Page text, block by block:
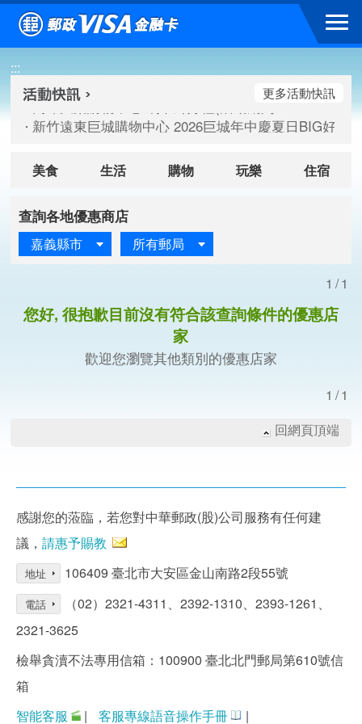
跳到主要內容區塊
:::
高雄大樂購物中心 刷卡郵好禮(活動期間：115/08/07-
臺北三創生活 有點東西第2波 刷卡郵好禮(活動期間：
高雄大樂購物中心 刷卡郵好禮(活動期間：115/08/07-
新竹遠東巨城購物中心 2026巨城年中慶夏日BIG好刷(
更多活動快訊
美食 生活 購物 玩樂 住宿
查詢各地優惠商店
嘉義縣市 所有郵局
1/1
您好, 很抱歉目前沒有符合該查詢條件的優惠店
家
歡迎您瀏覽其他類別的優惠店家
1/1
回網頁頂端
感謝您的蒞臨，若您對中華郵政(股)公司服務有任何建
議， 請惠予賜教
地址 106409 臺北市大安區金山南路2段55號
電話
（02）2321-4311、2392-1310、2393-1261、
2321-3625
檢舉貪瀆不法專用信箱：100900 臺北北門郵局第610號信
箱
智能客服
| 客服專線語音操作手冊 |